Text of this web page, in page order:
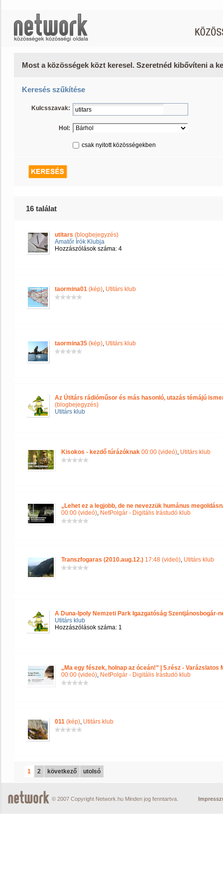
Most a közösségek közt keresel. Szeretnéd kibővíteni a
Keresés szűkítése
Kulcsszavak:
Hol:
csak nyitott közösségekben
16 találat
utitars (blogbejegyzés)
Amatőr Írók Klubja
Hozzászólások száma: 4
taormina01 (kép), Utitárs klub
taormina35 (kép), Utitárs klub
Az Útitárs rádióműsor és más hasonló, utazás témájú
(blogbejegyzés)
Utitárs klub
Kisokos - kezdő túrázóknak 00:00 (videó), Utitárs klub
„Lehet ez a legjobb, de ne nevezzük humánus
00:00 (videó), NetPolgár - Digitális Irástudó klub
Transzfogaras (2010.aug.12.) 17:48 (videó), Utitárs klub
A Duna-Ipoly Nemzeti Park Igazgatóság Szentjánosbogár-
Utitárs klub
Hozzászólások száma: 1
„Ma egy fészek, holnap az óceán!” | 5.rész -
00:00 (videó), NetPolgár - Digitális Irástudó klub
011 (kép), Utitárs klub
1 2 következő utolsó
© 2007 Copyright Network.hu Minden jog fenntartva.